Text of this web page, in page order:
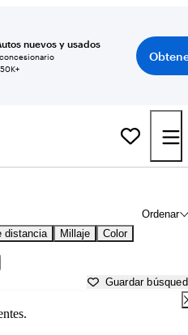
nuevos y usados
Ordenar
distancia Millaje Color
Guardar